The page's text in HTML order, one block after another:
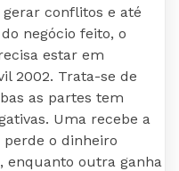
conflitos e até
negócio feito, o
estar em
2002. Trata-se de
as partes tem
Uma recebe a
o dinheiro
enquanto outra ganha